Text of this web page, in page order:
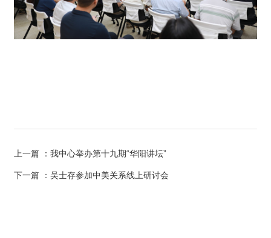
上一篇 ：我中心举办第十九期“华阳讲坛”
下一篇 ：吴士存参加中美关系线上研讨会